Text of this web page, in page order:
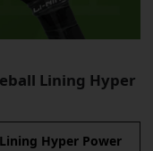
Lining Hyper
Hyper Power